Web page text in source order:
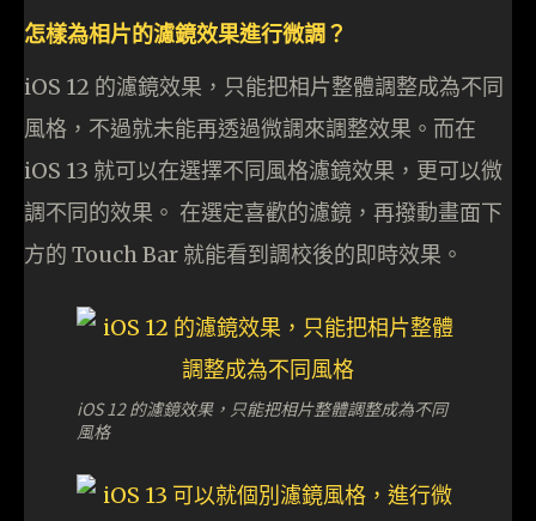
怎樣為相片的濾鏡效果進行微調？
iOS 12 的濾鏡效果，只能把相片整體調整成為不同
風格，不過就未能再透過微調來調整效果。而在
iOS 13 就可以在選擇不同風格濾鏡效果，更可以微
調不同的效果。 在選定喜歡的濾鏡，再撥動畫面下
方的 Touch Bar 就能看到調校後的即時效果。
iOS 12 的濾鏡效果，只能把相片整體調整成為不同
風格